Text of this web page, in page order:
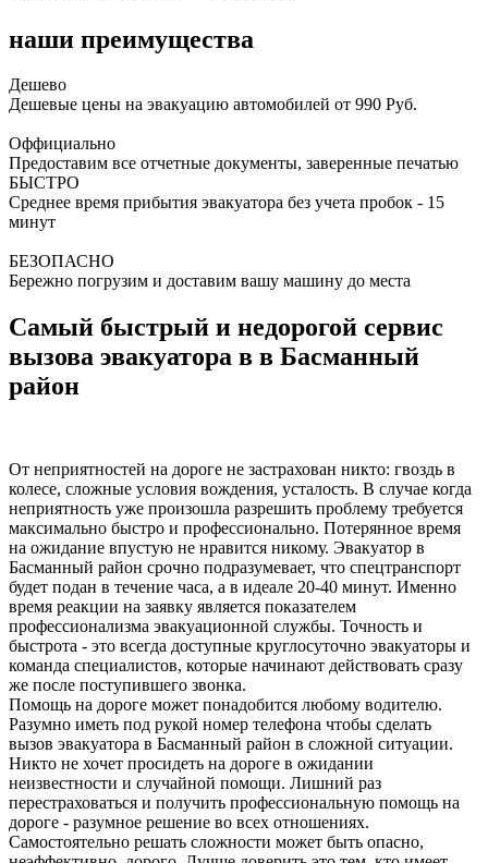
наши преимущества
Дешево
Дешевые цены на эвакуацию автомобилей от 990 Руб.
Оффициально
Предоставим все отчетные документы, заверенные печатью
БЫСТРО
Среднее время прибытия эвакуатора без учета пробок - 15
минут
БЕЗОПАСНО
Бережно погрузим и доставим вашу машину до места
Самый быстрый и недорогой сервис
вызова эвакуатора в в Басманный
район
От неприятностей на дороге не застрахован никто: гвоздь в
колесе, сложные условия вождения, усталость. В случае когда
неприятность уже произошла разрешить проблему требуется
максимально быстро и профессионально. Потерянное время
на ожидание впустую не нравится никому. Эвакуатор в
Басманный район срочно подразумевает, что спецтранспорт
будет подан в течение часа, а в идеале 20-40 минут. Именно
время реакции на заявку является показателем
профессионализма эвакуационной службы. Точность и
быстрота - это всегда доступные круглосуточно эвакуаторы и
команда специалистов, которые начинают действовать сразу
же после поступившего звонка.
Помощь на дороге может понадобится любому водителю.
Разумно иметь под рукой номер телефона чтобы сделать
вызов эвакуатора в Басманный район в сложной ситуации.
Никто не хочет просидеть на дороге в ожидании
неизвестности и случайной помощи. Лишний раз
перестраховаться и получить профессиональную помощь на
дороге - разумное решение во всех отношениях.
Самостоятельно решать сложности может быть опасно,